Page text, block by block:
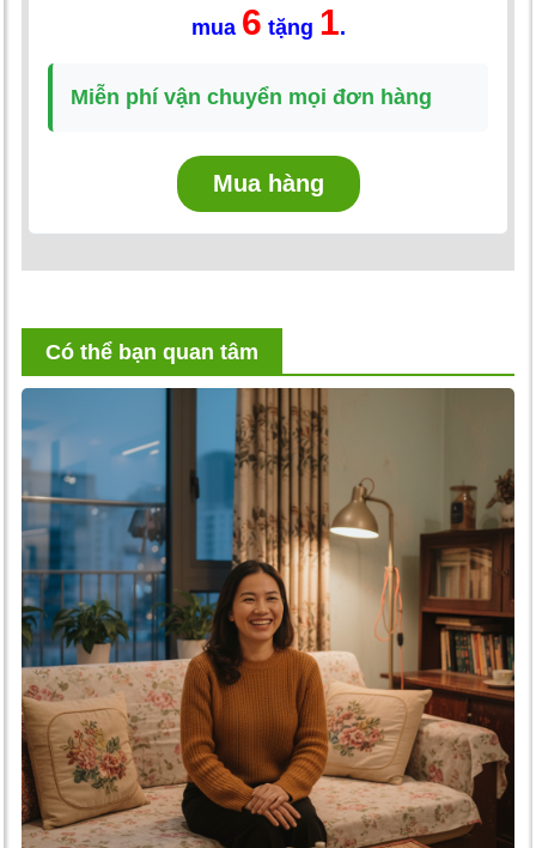
mua 6 tặng 1.
Miễn phí vận chuyển mọi đơn hàng
Mua hàng
Có thể bạn quan tâm